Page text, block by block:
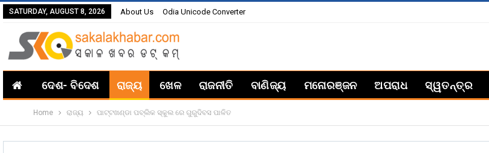
SATURDAY, AUGUST 8, 2026 About Us Odia Unicode Converter
ଦେଶ- ବିଦେଶ ରାଜ୍ୟ ଖେଳ ରାଜନୀତି ବାଣିଜ୍ୟ ମନୋରଞ୍ଜନ ଅପରାଧ ସ୍ୱତନ୍ତ୍ର
Home ରାଜ୍ୟ ପାଟ୍ଟଖଣ୍ଡା ପବ୍ଲିକ ସ୍କୁଲ ରେ ଗୁରୁଦିବସ ପାଳିତ